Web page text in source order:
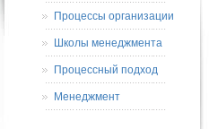
Процессы организации
Школы менеджмента
Процессный подход
Менеджмент